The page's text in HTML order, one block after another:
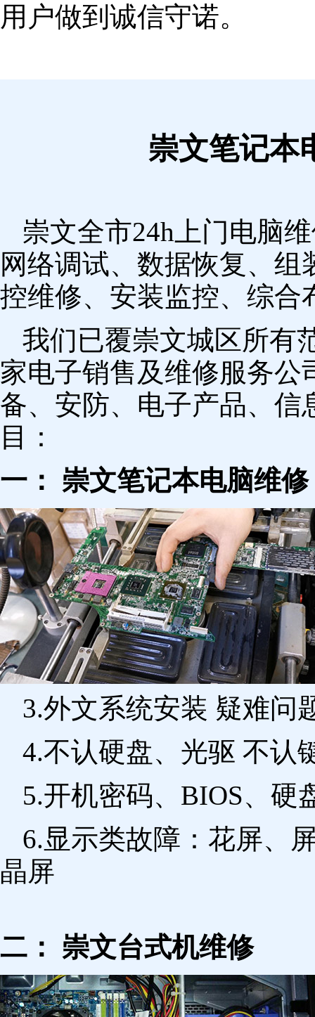
用户做到诚信守诺。
崇文笔记本
崇文全市24h上门电脑
网络调试、数据恢复、
控维修、安装监控、综合
我们已覆崇文城区所有
家电子销售及维修服务公
备、安防、电子产品、信
目：
一： 崇文笔记本电脑维修
3.外文系统安装 疑难问
4.不认硬盘、光驱 不认
5.开机密码、BIOS、硬
6.显示类故障：花屏、
晶屏
二： 崇文台式机维修